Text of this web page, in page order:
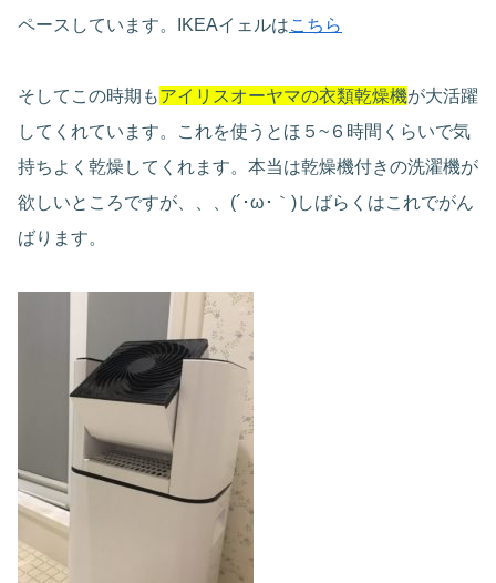
ペースしています。IKEAイェルはこちら
そしてこの時期もアイリスオーヤマの衣類乾燥機が大活躍
してくれています。これを使うとほ５~６時間くらいで気
持ちよく乾燥してくれます。本当は乾燥機付きの洗濯機が
欲しいところですが、、、(´･ω･｀)しばらくはこれでがん
ばります。